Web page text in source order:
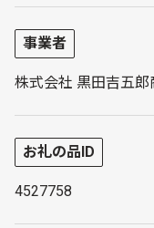
事業者
株式会社 黒田吉五郎
お礼の品ID
4527758